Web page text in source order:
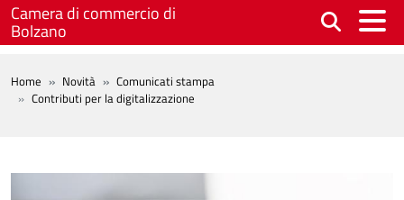
Salta al contenuto principale
Camera di commercio di
Bolzano
BREADCRUMB
Home Novità
Comunicati stampa
Contributi per la digitalizzazione